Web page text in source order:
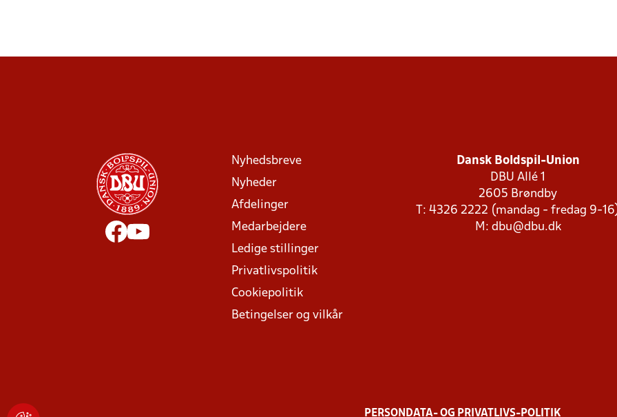
Nyhedsbreve
Nyheder
Afdelinger
Medarbejdere
Ledige stillinger
Privatlivspolitik
Cookiepolitik
Betingelser og vilkår
Dansk Boldspil-Union
DBU Allé 1
2605 Brøndby
T: 4326 2222 (mandag - fredag 9-
M: dbu@dbu.dk
PERSONDATA- OG PRIVATLIVS-POLITIK